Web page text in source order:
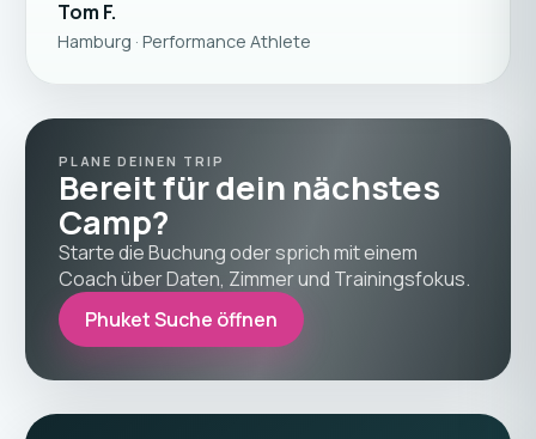
Tom F.
Hamburg · Performance Athlete
PLANE DEINEN TRIP
Bereit für dein nächstes
Camp?
Starte die Buchung oder sprich mit einem
Coach über Daten, Zimmer und Trainingsfokus.
Phuket Suche öffnen